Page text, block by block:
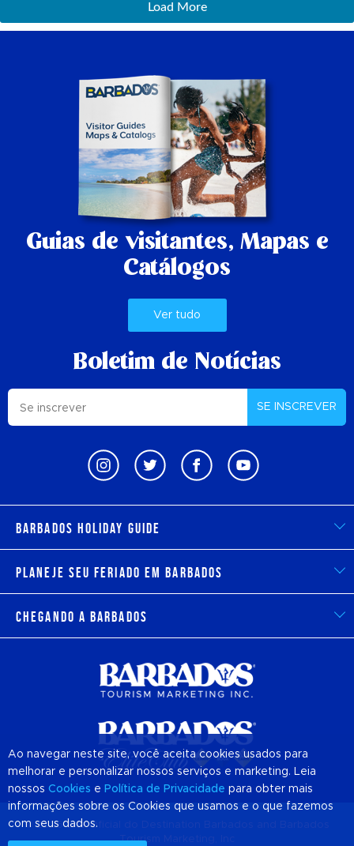
Load More
Guias de visitantes, Mapas e
Catálogos
Ver tudo
Boletim de Notícias
SE INSCREVER
Barbados Holiday Guide
Planeje seu feriado em Barbados
Chegando a Barbados
© 2026 Site Oficial do Destination
Tourism Marketing, Inc
Ao navegar neste site, você aceita cookies usados para
melhorar e personalizar nossos serviços e marketing. Leia
nossos Cookies e Política de Privacidade para obter mais
informações sobre os Cookies que usamos e o que fazemos
com seus dados.